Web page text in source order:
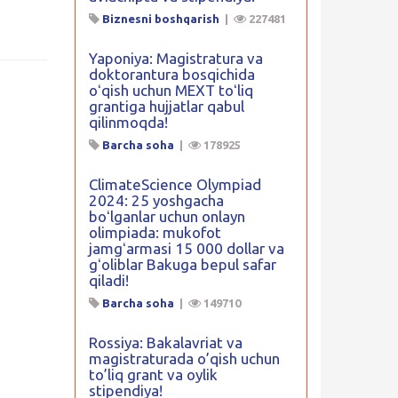
Biznesni boshqarish 227481
Yaponiya: Magistratura va
doktorantura bosqichida
oʻqish uchun MEXT toʻliq
grantiga hujjatlar qabul
qilinmoqda!
Barcha soha 178925
ClimateScience Olympiad
2024: 25 yoshgacha
boʻlganlar uchun onlayn
olimpiada: mukofot
jamgʻarmasi 15 000 dollar va
gʻoliblar Bakuga bepul safar
qiladi!
Barcha soha 149710
Rossiya: Bakalavriat va
magistraturada o’qish uchun
to’liq grant va oylik
stipendiya!